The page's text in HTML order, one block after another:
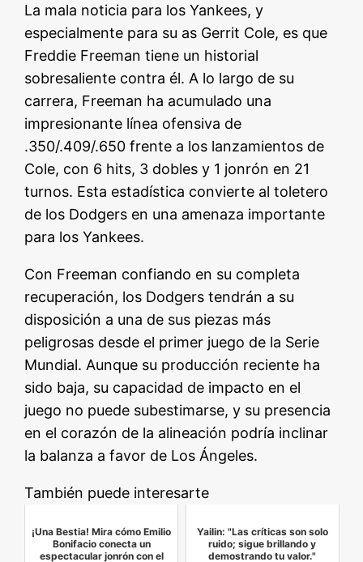
La mala noticia para los Yankees, y
especialmente para su as Gerrit Cole, es que
Freddie Freeman tiene un historial
sobresaliente contra él. A lo largo de su
carrera, Freeman ha acumulado una
impresionante línea ofensiva de
.350/.409/.650 frente a los lanzamientos de
Cole, con 6 hits, 3 dobles y 1 jonrón en 21
turnos. Esta estadística convierte al toletero
de los Dodgers en una amenaza importante
para los Yankees.
Con Freeman confiando en su completa
recuperación, los Dodgers tendrán a su
disposición a una de sus piezas más
peligrosas desde el primer juego de la Serie
Mundial. Aunque su producción reciente ha
sido baja, su capacidad de impacto en el
juego no puede subestimarse, y su presencia
en el corazón de la alineación podría inclinar
la balanza a favor de Los Ángeles.
También puede interesarte
¡Una Bestia! Mira cómo Emilio
Bonifacio conecta un
espectacular jonrón con el
Yailin: "Las críticas son solo
ruido; sigue brillando y
demostrando tu valor."